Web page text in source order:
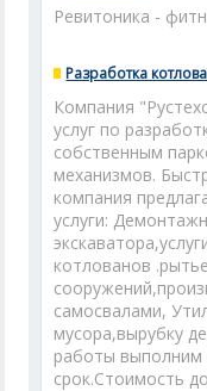
Ревитоника -
Разработка
Компания
услуг по
собственным
механизмов.
компания
услуги:
котлованов
самосвалами,
мусора,вырубку
работы выполним
срок.Стоимость